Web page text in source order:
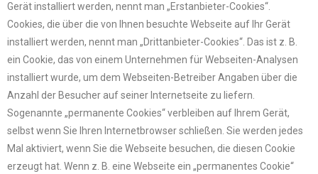
Gerät installiert werden, nennt man „Erstanbieter-Cookies“.
Cookies, die über die von Ihnen besuchte Webseite auf Ihr Gerät
installiert werden, nennt man „Drittanbieter-Cookies“. Das ist z. B.
ein Cookie, das von einem Unternehmen für Webseiten-Analysen
installiert wurde, um dem Webseiten-Betreiber Angaben über die
Anzahl der Besucher auf seiner Internetseite zu liefern.
Sogenannte „permanente Cookies“ verbleiben auf Ihrem Gerät,
selbst wenn Sie Ihren Internetbrowser schließen. Sie werden jedes
Mal aktiviert, wenn Sie die Webseite besuchen, die diesen Cookie
erzeugt hat. Wenn z. B. eine Webseite ein „permanentes Cookie“